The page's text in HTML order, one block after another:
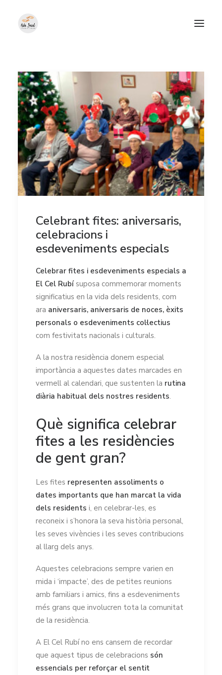
Celebrant fites: aniversaris,
celebracions i
esdeveniments especials
Celebrar fites i esdeveniments especials a
El Cel Rubí suposa commemorar moments
significatius en la vida dels residents, com
ara aniversaris, aniversaris de noces, èxits
personals o esdeveniments col·lectius
com festivitats nacionals i culturals.
A la nostra residència donem especial
importància a aquestes dates marcades en
vermell al calendari, que sustenten la rutina
diària habitual dels nostres residents.
Què significa celebrar
fites a les residències
de gent gran?
Les fites representen assoliments o
dates importants que han marcat la vida
dels residents i, en celebrar-les, es
reconeix i s’honora la seva història personal,
les seves vivències i les seves contribucions
al llarg dels anys.
Aquestes celebracions sempre varien en
mida i ‘impacte’, des de petites reunions
amb familiars i amics, fins a esdeveniments
més grans que involucren tota la comunitat
de la residència.
A El Cel Rubí no ens cansem de recordar
que aquest tipus de celebracions són
essencials per reforçar el sentit